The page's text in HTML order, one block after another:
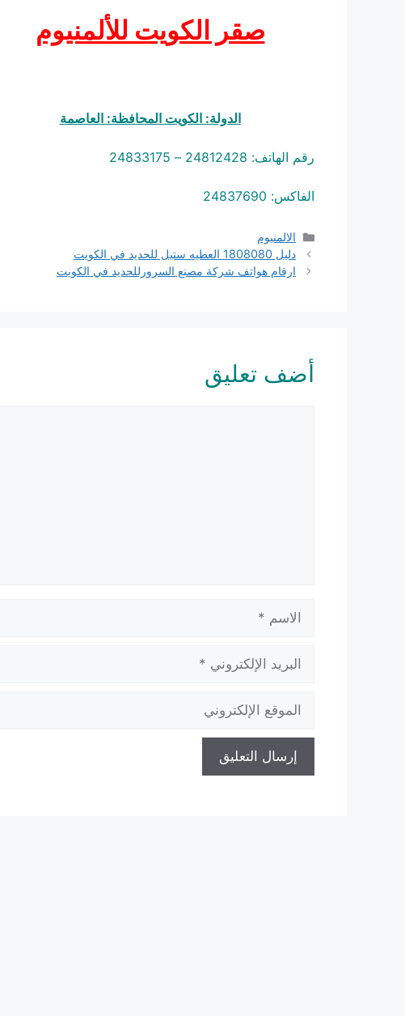
صقر الكويت للألمنيوم
الدولة: الكويت المحافظة: العاصمة
رقم الهاتف: 24812428 – 24833175
الفاكس: 24837690
التصنيفات
الالمنيوم
دليل 1808080 العطيه ستيل للحديد في الكويت
ارقام هواتف شركة مصنع السرورللحديد في الكويت
أضف تعليق
الاسم
البريد
الإلكتروني
الموقع
الإلكتروني